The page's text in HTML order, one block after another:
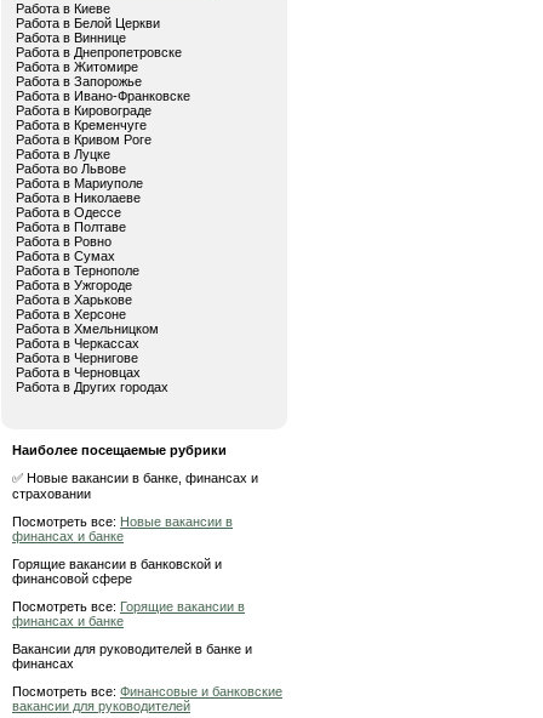
Работа в Киеве
Работа в Белой Церкви
Работа в Виннице
Работа в Днепропетровске
Работа в Житомире
Работа в Запорожье
Работа в Ивано-Франковске
Работа в Кировограде
Работа в Кременчуге
Работа в Кривом Роге
Работа в Луцке
Работа во Львове
Работа в Мариуполе
Работа в Николаеве
Работа в Одессе
Работа в Полтаве
Работа в Ровно
Работа в Сумах
Работа в Тернополе
Работа в Ужгороде
Работа в Харькове
Работа в Херсоне
Работа в Хмельницком
Работа в Черкассах
Работа в Чернигове
Работа в Черновцах
Работа в Других городах
Наиболее посещаемые рубрики
✅ Новые вакансии в банке, финансах и
страховании
Посмотреть все: Новые вакансии в
финансах и банке
Горящие вакансии в банковской и
финансовой сфере
Посмотреть все: Горящие вакансии в
финансах и банке
Вакансии для руководителей в банке и
финансах
Посмотреть все: Финансовые и банковские
вакансии для руководителей